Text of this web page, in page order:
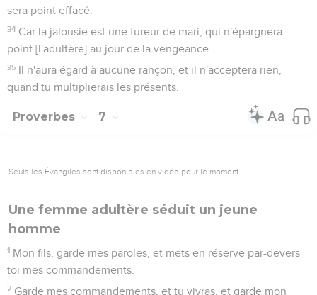
sera point effacé.
34 Car la jalousie est une fureur de mari, qui n'épargnera
point [l'adultère] au jour de la vengeance.
35 Il n'aura égard à aucune rançon, et il n'acceptera rien,
quand tu multiplierais les présents.
Proverbes 7
Seuls les Évangiles sont disponibles en vidéo pour le moment.
Une femme adultère séduit un jeune
homme
1 Mon fils, garde mes paroles, et mets en réserve par-devers
toi mes commandements.
2 Garde mes commandements, et tu vivras, et garde mon